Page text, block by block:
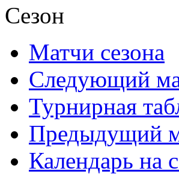
Сезон
Матчи сезона
Следующий
Турнирная
Предыдущий
Календарь на